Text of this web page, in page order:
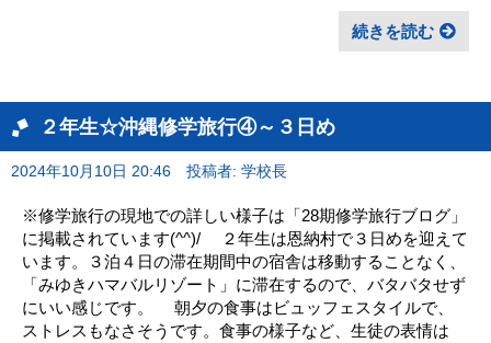
続きを読む
２年生☆沖縄修学旅行④～３日め
2024年10月10日 20:46 投稿者: 学校長
※修学旅行の現地での詳しい様子は「28期修学旅行ブログ」
に掲載されています(^^)/ ２年生は恩納村で３日めを迎えて
います。３泊４日の滞在期間中の宿舎は移動することなく、
「みゆきハマバルリゾート」に滞在するので、バタバタせず
にいい感じです。 朝夕の食事はビュッフェスタイルで、
ストレスもなさそうです。食事の様子など、生徒の表情は